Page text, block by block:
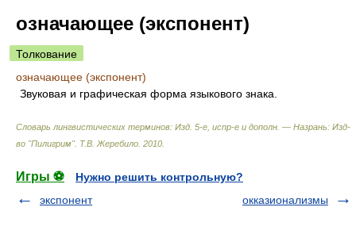
означающее (экспонент)
Толкование
означающее (экспонент)
Звуковая и графическая форма языкового знака.
Словарь лингвистических терминов: Изд. 5-е, испр-е и дополн. — Назрань: Изд-
во "Пилигрим". Т.В. Жеребило 2010
Игры ⚽
Нужно решить контрольную?
экспонент
окказионализмы